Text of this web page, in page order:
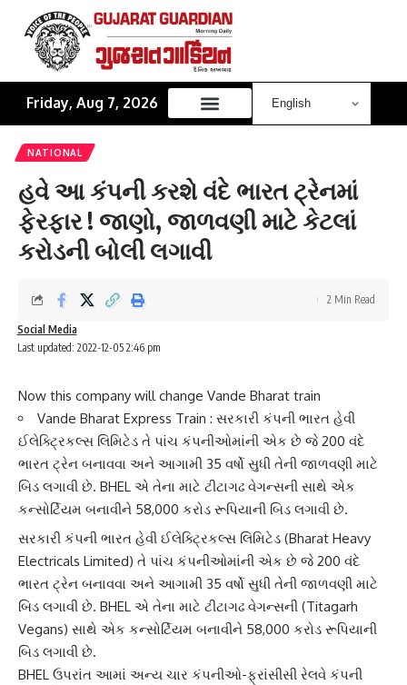
Friday, Aug 7, 2026
NATIONAL
હવે આ કંપની કરશે વંદે ભારત ટ્રેનમાં
ફેરફાર ! જાણો, જાળવણી માટે કેટલાં
કરોડની બોલી લગાવી
Last updated: 2022-12-05 2:46 pm
Social Media
2 Min Read
Now this company will change Vande Bharat train
Vande Bharat Express Train : સરકારી કંપની ભારત હેવી
ઈલેક્ટ્રિકલ્સ લિમિટેડ તે પાંચ કંપનીઓમાંની એક છે જે 200 વંદે
ભારત ટ્રેન બનાવવા અને આગામી 35 વર્ષો સુધી તેની જાળવણી માટે
બિડ લગાવી છે. BHEL એ તેના માટે ટીટાગઢ વેગન્સની સાથે એક
કન્સોર્ટિયમ બનાવીને 58,000 કરોડ રૂપિયાની બિડ લગાવી છે.
સરકારી કંપની ભારત હેવી ઈલેક્ટ્રિકલ્સ લિમિટેડ (Bharat Heavy
Electricals Limited) તે પાંચ કંપનીઓમાંની એક છે જે 200 વંદે
ભારત ટ્રેન બનાવવા અને આગામી 35 વર્ષો સુધી તેની જાળવણી માટે
બિડ લગાવી છે. BHEL એ તેના માટે ટીટાગઢ વેગન્સની (Titagarh
Vegans) સાથે એક કન્સોર્ટિયમ બનાવીને 58,000 કરોડ રૂપિયાની
બિડ લગાવી છે.
BHEL ઉપરાંત આમાં અન્ય ચાર કંપનીઓ-ફ્રાંસીસી રેલવે કંપની